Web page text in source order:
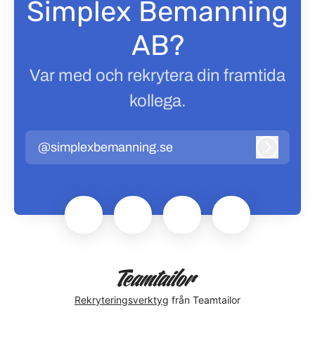
Simplex Bemanning
AB?
Var med och rekrytera din framtida
kollega.
@simplexbemanning.se
Rekryteringsverktyg från Teamtailor